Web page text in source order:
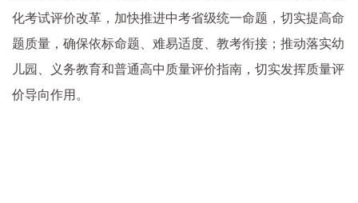
化考试评价改革，加快推进中考省级统一命题，切实提高命
题质量，确保依标命题、难易适度、教考衔接；推动落实幼
儿园、义务教育和普通高中质量评价指南，切实发挥质量评
价导向作用。